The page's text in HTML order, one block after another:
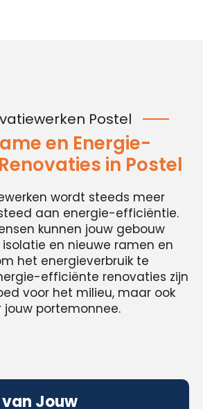
Postel
en Energie-
in Postel
wordt steeds meer
aan energie-efficiëntie.
kunnen jouw gebouw
en nieuwe ramen en
het energieverbruik te
efficiënte renovaties zijn
voor het milieu, maar ook
jouw portemonnee.
Jouw